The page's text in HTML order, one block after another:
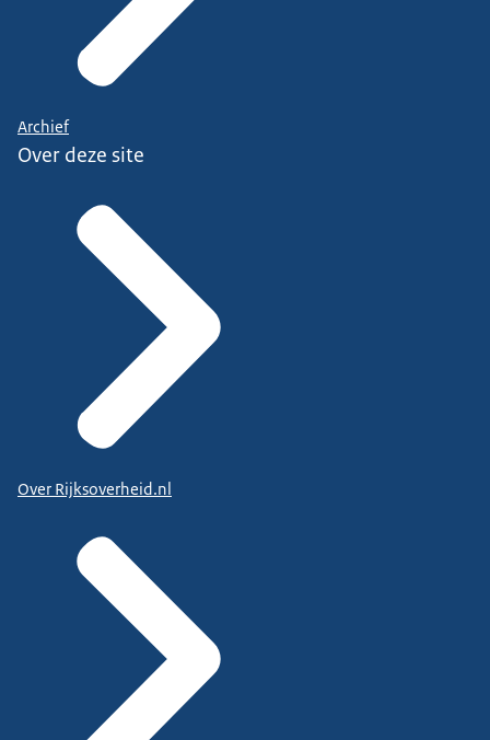
Archief
Over deze site
Over Rijksoverheid.nl